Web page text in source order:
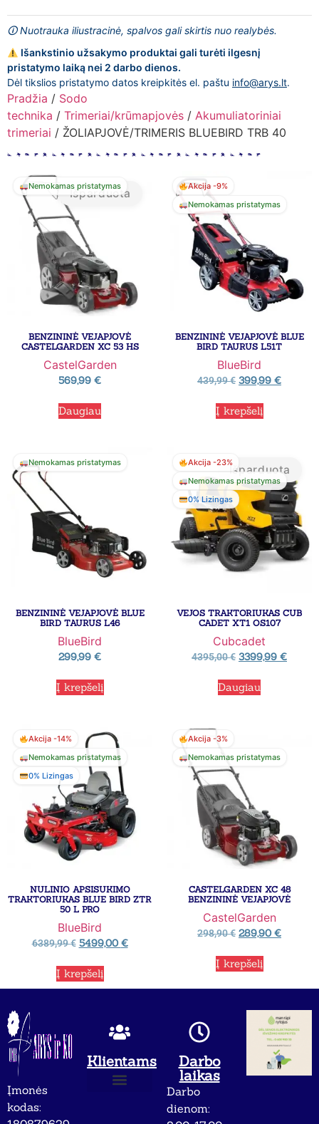
🛈 Nuotrauka iliustracinė, spalvos gali skirtis nuo realybės.
Išankstinio užsakymo produktai gali turėti ilgesnį
pristatymo laiką nei 2 darbo dienos.
Dėl tikslios pristatymo datos kreipkitės el. paštu info@arys.lt.
Pradžia / Sodo
technika / Trimeriai/krūmapjovės / Akumuliatoriniai
trimeriai / ŽOLIAPJOVĖ/TRIMERIS BLUEBIRD TRB 40
Nemokamas pristatymas
Išparduota
BENZININĖ VEJAPJOVĖ
CASTELGARDEN XC 53 HS
CastelGarden
569,99 €
Daugiau
Akcija -9%
Nemokamas pristatymas
BENZININĖ VEJAPJOVĖ BLUE
BIRD TAURUS L51T
BlueBird
439,99€ 399,99 €
Į krepšelį
Nemokamas pristatymas
BENZININĖ VEJAPJOVĖ BLUE
BIRD TAURUS L46
BlueBird
299,99 €
Į krepšelį
Akcija -23%
Nemokamas pristatymas
0% Lizingas
Išparduota
VEJOS TRAKTORIUKAS CUB
CADET XT1 OS107
Cubcadet
4395,00€ 3399,99 €
Daugiau
Akcija -14%
Nemokamas pristatymas
0% Lizingas
NULINIO APSISUKIMO
TRAKTORIUKAS BLUE BIRD ZTR
50 L PRO
BlueBird
6389,99€ 5499,00€
Į krepšelį
Akcija -3%
Nemokamas pristatymas
CASTELGARDEN XC 48
BENZININĖ VEJAPJOVĖ
CastelGarden
298,90€ 289,90€
Į krepšelį
Įmonės
kodas:
Klientams
Darbo
laikas
Darbo
dienom: